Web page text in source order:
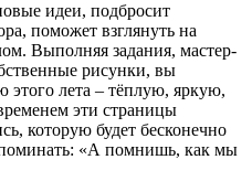
идеи, подбросит
поможет взглянуть на
Выполняя задания, мастер-
рисунки, вы
этого лета – тёплую, яркую,
эти страницы
которую будет бесконечно
«А помнишь, как мы